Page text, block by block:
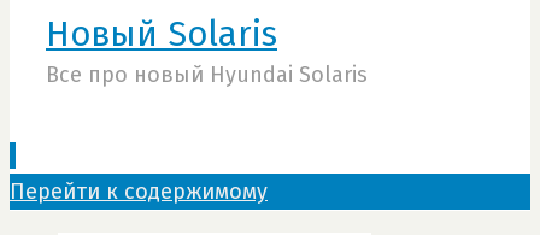
Новый Solaris
Все про новый Hyundai Solaris
Перейти к содержимому